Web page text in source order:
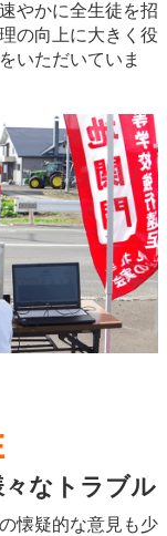
やかに全生徒を招
の向上に大きく役
いただいていま
なトラブル
懐疑的な意見も少